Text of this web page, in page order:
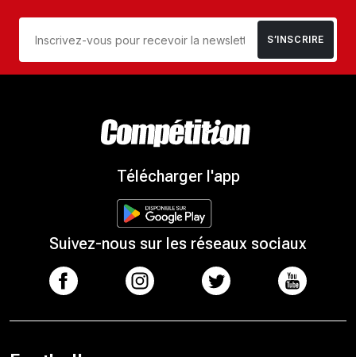
S’INSCRIRE
Télécharger l'app
Suivez-nous sur les réseaux sociaux